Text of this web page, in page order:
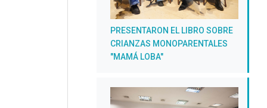
PRESENTARON EL LIBRO SOBRE
CRIANZAS MONOPARENTALES
"MAMÁ LOBA"